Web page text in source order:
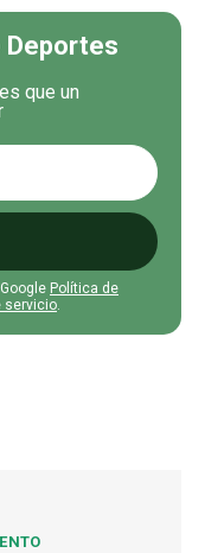
Deportes
que un
Política de
servicio.